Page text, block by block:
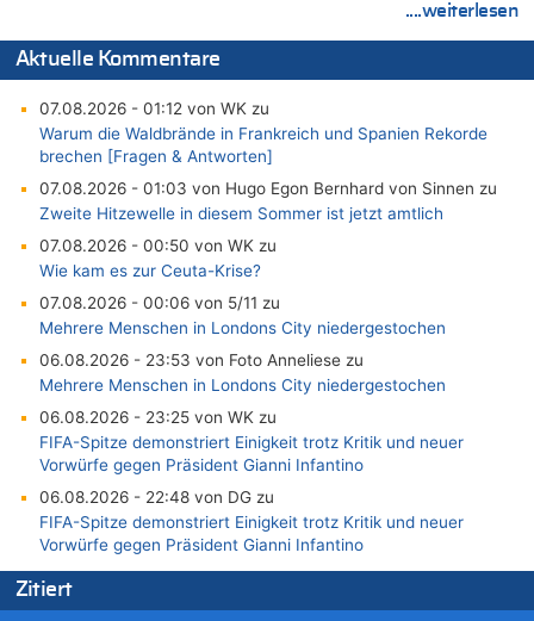
....weiterlesen
Aktuelle Kommentare
07.08.2026 - 01:12 von WK zu
Warum die Waldbrände in Frankreich und Spanien Rekorde
brechen [Fragen & Antworten]
07.08.2026 - 01:03 von Hugo Egon Bernhard von Sinnen zu
Zweite Hitzewelle in diesem Sommer ist jetzt amtlich
07.08.2026 - 00:50 von WK zu
Wie kam es zur Ceuta-Krise?
07.08.2026 - 00:06 von 5/11 zu
Mehrere Menschen in Londons City niedergestochen
06.08.2026 - 23:53 von Foto Anneliese zu
Mehrere Menschen in Londons City niedergestochen
06.08.2026 - 23:25 von WK zu
FIFA-Spitze demonstriert Einigkeit trotz Kritik und neuer
Vorwürfe gegen Präsident Gianni Infantino
06.08.2026 - 22:48 von DG zu
FIFA-Spitze demonstriert Einigkeit trotz Kritik und neuer
Vorwürfe gegen Präsident Gianni Infantino
06.08.2026 - 22:07 von DR ALBERN zu
FIFA-Spitze demonstriert Einigkeit trotz Kritik und neuer
Zitiert